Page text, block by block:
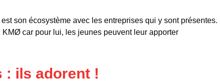
son écosystème avec les entreprises qui y sont présentes.
KMØ car pour lui, les jeunes peuvent leur apporter
: ils adorent !